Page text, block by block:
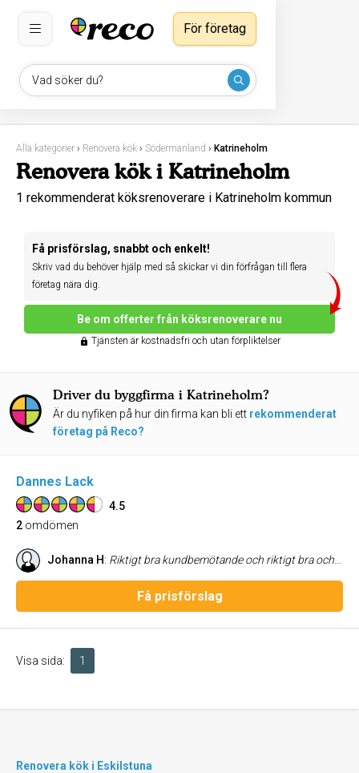
Vad söker du?
För företag
Alla kategorier › Renovera kök › Södermanland › Katrineholm
Renovera kök i Katrineholm
1 rekommenderat köksrenoverare i Katrineholm kommun
Få prisförslag, snabbt och enkelt!
Skriv vad du behöver hjälp med så skickar vi din förfrågan till flera
företag nära dig.
Be om offerter från köksrenoverare nu
Tjänsten är kostnadsfri och utan förpliktelser
Driver du byggfirma i Katrineholm?
Är du nyfiken på hur din firma kan bli ett rekommenderat
företag på Reco?
Dannes Lack
4.5
2 omdömen
Johanna H: Riktigt bra kundbemötande och riktigt bra och utförligt arbete, möblerna blir som nya när man får tillbaka dom. Jag är riktigt nöjd med resultatet och jag rekommenderar verkligen Dannes lack till alla som går i tankarna om att lacka om möbler eller köks/skåpsluckor.
Få prisförslag
Visa sida: 1
Renovera kök i Eskilstuna